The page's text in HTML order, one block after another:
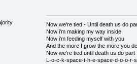
Now we're tied - Until death us do
Now i'm making my way inside
Now i'm feeding myself with you
And the more I grow the more you
Now we're tied until death us do part
L-o-c-k-space-t-h-e-space-d-o-o-r-